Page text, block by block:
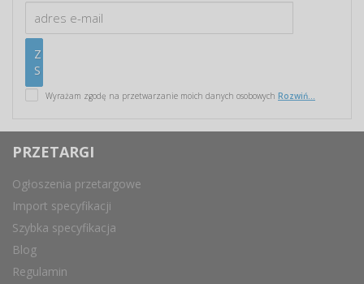
Wyrażam zgodę na przetwarzanie moich danych osobowych Rozwiń...
PRZETARGI
Ogłoszenia przetargowe
Import specyfikacji
Szybka specyfikacja
Blog
Regulamin